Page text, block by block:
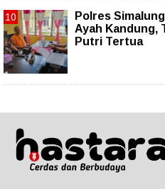
Polres
Ayah Kandung,
Putri Tertua